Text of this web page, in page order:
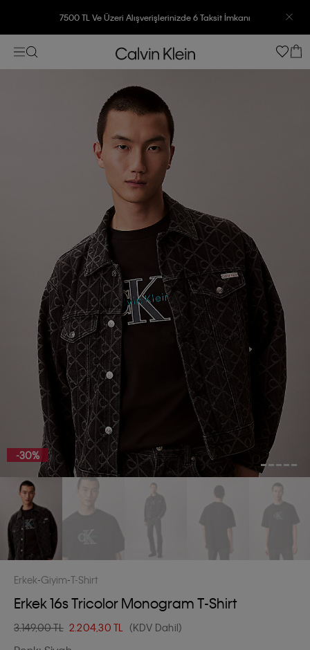
7500 TL Ve Üzeri Alışverişlerinizde 6 Taksit İmkanı
-30%
Erkek Giyim T-Shirt
Erkek 16s Tricolor Monogram T-Shirt
3.149,00 TL 2.204,30 TL (KDV Dahil)